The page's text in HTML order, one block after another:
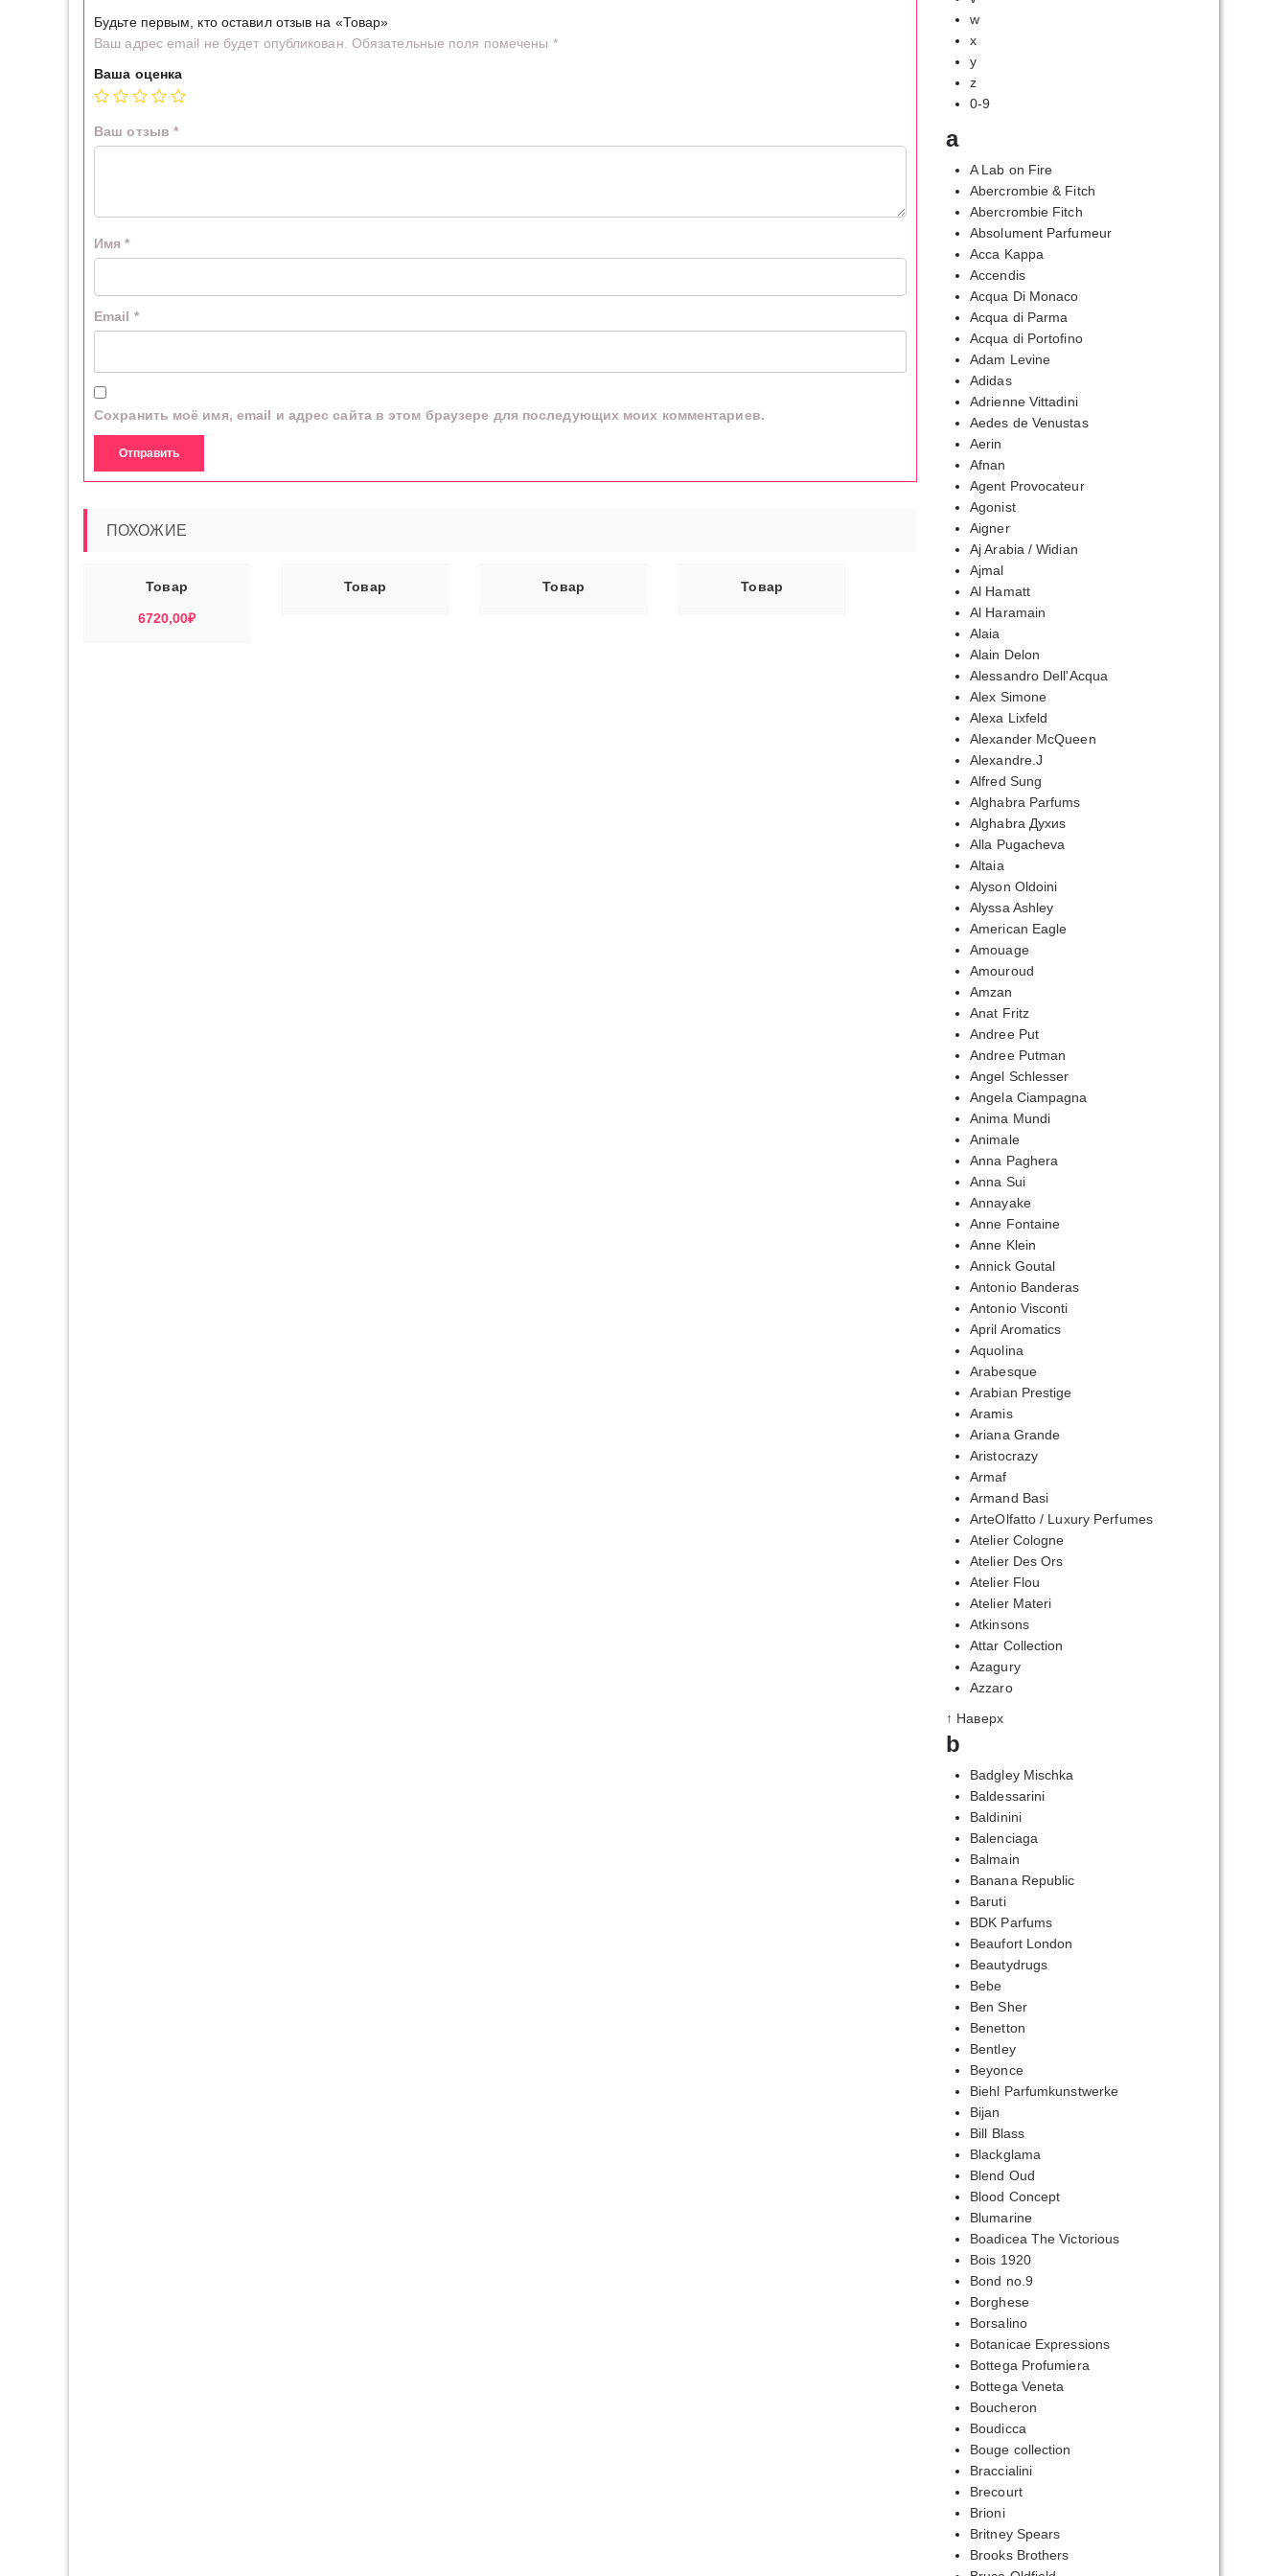
Будьте первым, кто оставил отзыв на «Товар»
Ваш адрес email не будет опубликован. Обязательные поля помечены *
Ваша оценка
Ваш отзыв *
Имя*
Email *
Сохранить моё имя, email и адрес сайта в этом браузере для последующих моих комментариев.
ПОХОЖИЕ
Товар
6720,00₽
Товар Товар Товар
w
x
y
z
0-9
a
A Lab on Fire
Abercrombie & Fitch
Abercrombie Fitch
Absolument Parfumeur
Acca Kappa
Accendis
Acqua Di Monaco
Acqua di Parma
Acqua di Portofino
Adam Levine
Adidas
Adrienne Vittadini
Aedes de Venustas
Aerin
Afnan
Agent Provocateur
Agonist
Aigner
Aj Arabia / Widian
Ajmal
Al Hamatt
Al Haramain
Alaia
Alain Delon
Alessandro Dell'Acqua
Alex Simone
Alexa Lixfeld
Alexander McQueen
Alexandre.J
Alfred Sung
Alghabra Parfums
Alghabra Духиs
Alla Pugacheva
Altaia
Alyson Oldoini
Alyssa Ashley
American Eagle
Amouage
Amouroud
Amzan
Anat Fritz
Andree Put
Andree Putman
Angel Schlesser
Angela Ciampagna
Anima Mundi
Animale
Anna Paghera
Anna Sui
Annayake
Anne Fontaine
Anne Klein
Annick Goutal
Antonio Banderas
Antonio Visconti
April Aromatics
Aquolina
Arabesque
Arabian Prestige
Aramis
Ariana Grande
Aristocrazy
Armaf
Armand Basi
ArteOlfatto / Luxury Perfumes
Atelier Cologne
Atelier Des Ors
Atelier Flou
Atelier Materi
Atkinsons
Attar Collection
Azagury
Azzaro
↑ Наверх
b
Badgley Mischka
Baldessarini
Baldinini
Balenciaga
Balmain
Banana Republic
Baruti
BDK Parfums
Beaufort London
Beautydrugs
Bebe
Ben Sher
Benetton
Bentley
Beyonce
Biehl Parfumkunstwerke
Bijan
Bill Blass
Blackglama
Blend Oud
Blood Concept
Blumarine
Boadicea The Victorious
Bois 1920
Bond no.9
Borghese
Borsalino
Botanicae Expressions
Bottega Profumiera
Bottega Veneta
Boucheron
Boudicca
Bouge collection
Braccialini
Brecourt
Brioni
Britney Spears
Brooks Brothers